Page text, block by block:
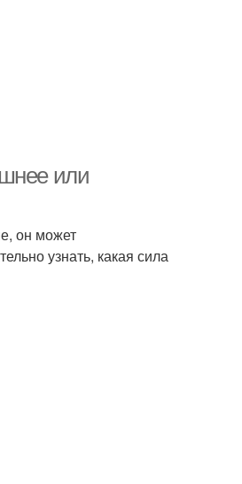
или
он может
узнать, какая сила